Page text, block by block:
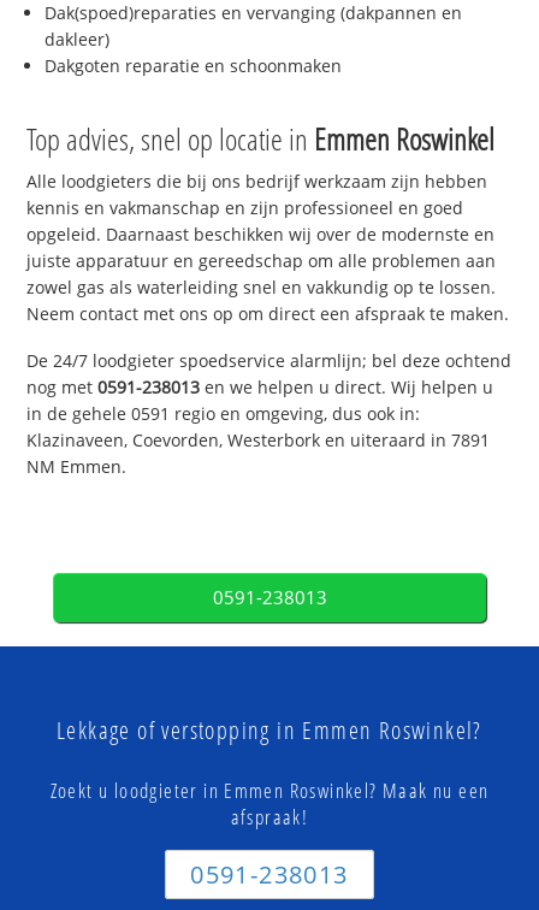
Dak(spoed)reparaties en vervanging (dakpannen en
dakleer)
Dakgoten reparatie en schoonmaken
Top advies, snel op locatie in Emmen Roswinkel
Alle loodgieters die bij ons bedrijf werkzaam zijn hebben
kennis en vakmanschap en zijn professioneel en goed
opgeleid. Daarnaast beschikken wij over de modernste en
juiste apparatuur en gereedschap om alle problemen aan
zowel gas als waterleiding snel en vakkundig op te lossen.
Neem contact met ons op om direct een afspraak te maken.
De 24/7 loodgieter spoedservice alarmlijn; bel deze ochtend
nog met0591-238013 en we helpen u direct. Wij helpen u
in de gehele 0591 regio en omgeving, dus ook in:
Klazinaveen, Coevorden, Westerbork en uiteraard in 7891
NM Emmen.
0591-238013
Lekkage of verstopping in Emmen Roswinkel?
Zoekt u loodgieter in Emmen Roswinkel? Maak nu een
afspraak!
0591-238013